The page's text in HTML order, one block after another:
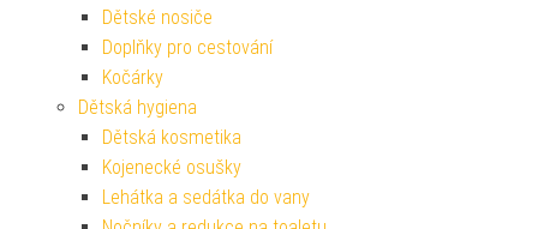
Dětské nosiče
Doplňky pro cestování
Kočárky
Dětská hygiena
Dětská kosmetika
Kojenecké osušky
Lehátka a sedátka do vany